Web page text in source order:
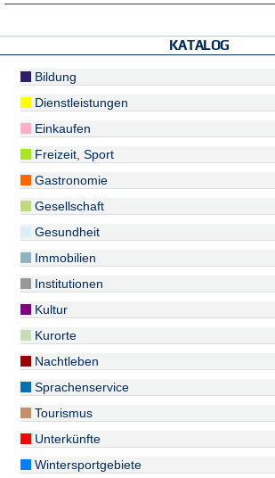
KATALOG
Bildung
Dienstleistungen
Einkaufen
Freizeit, Sport
Gastronomie
Gesellschaft
Gesundheit
Immobilien
Institutionen
Kultur
Kurorte
Nachtleben
Sprachenservice
Tourismus
Unterkünfte
Wintersportgebiete